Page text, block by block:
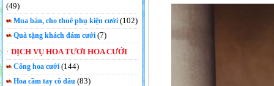
(49)
Mua bán, cho thuê phụ kiện cưới (102)
Quà tặng khách đám cưới (7)
DỊCH VỤ HOA TƯƠI HOA CƯỚI
Cổng hoa cưới (144)
Hoa cầm tay cô dâu(83)